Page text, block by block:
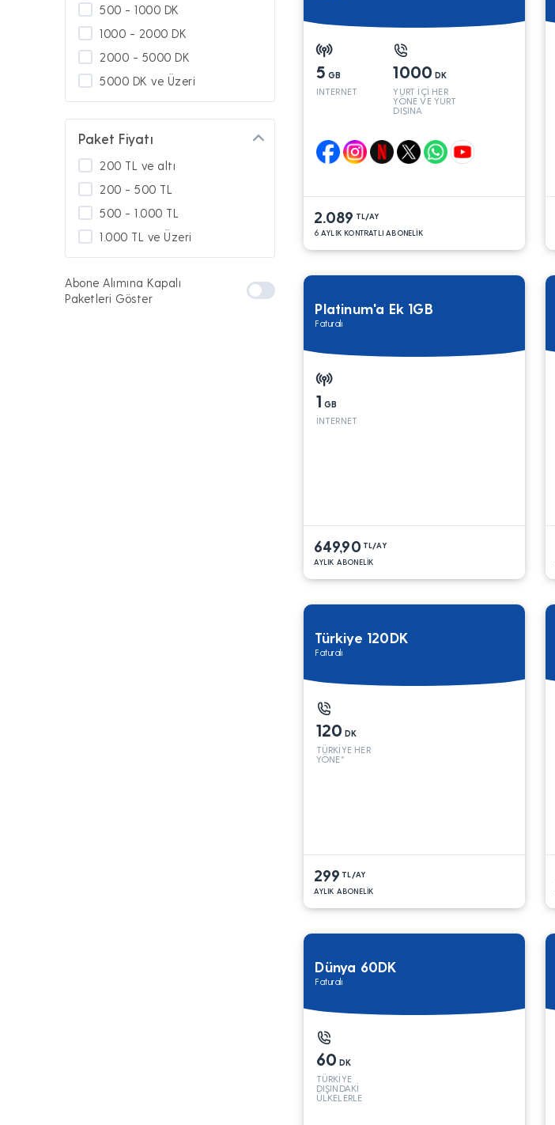
5 GB
INTERNET
1000 DK
YURT İÇİ HER
YÖNE VE YURT
DIŞINA
2.089 TL/AY
6 AYLIK KONTRATLI ABONELİK
Platinum'a Ek 1GB
Faturalı
1 GB
İNTERNET
649,90 TL/AY
AYLIK ABONELİK
Türkiye 120DK
Faturalı
120 DK
TÜRKİYE HER
YÖNE*
299 TL/AY
AYLIK ABONELİK
Dünya 60DK
Faturalı
60 DK
TÜRKİYE
DIŞINDAKİ
ÜLKELERLE
500 - 1000 DK
1000 - 2000 DK
2000 - 5000 DK
5000 DK ve Üzeri
Paket Fiyatı
200 TL ve altı
200 - 500 TL
500 - 1.000 TL
1.000 TL ve Üzeri
Abone Alımına Kapalı
Paketleri Göster